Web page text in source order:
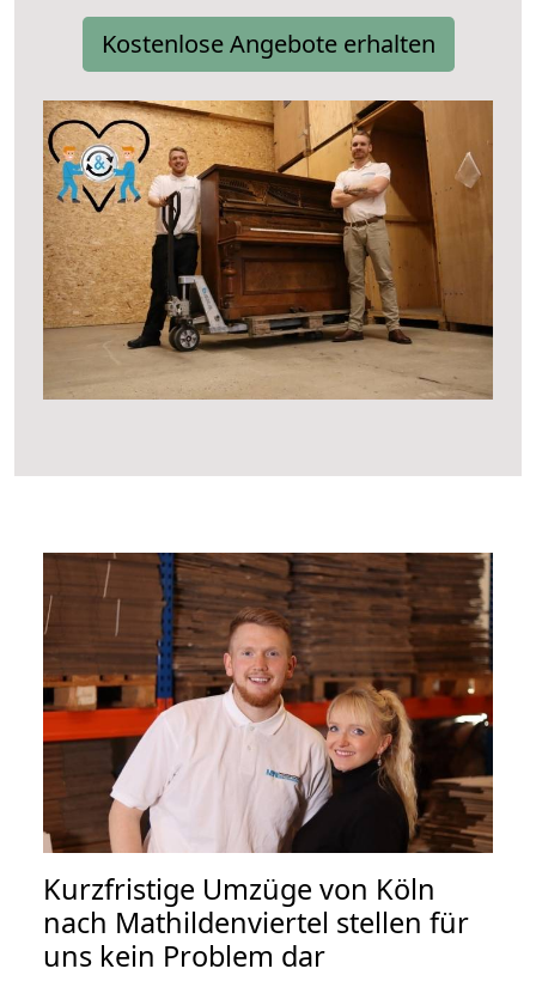
Kostenlose Angebote erhalten
Kurzfristige Umzüge von Köln
nach Mathildenviertel stellen für
uns kein Problem dar